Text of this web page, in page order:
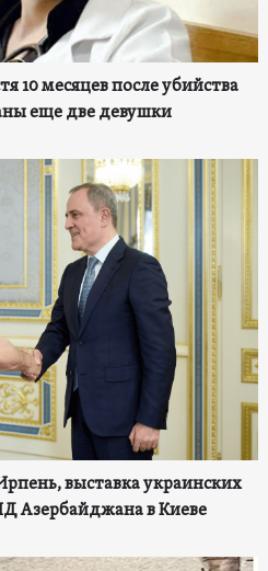
10 месяцев после убийства
еще две девушки
выставка украинских
Азербайджана в Киеве